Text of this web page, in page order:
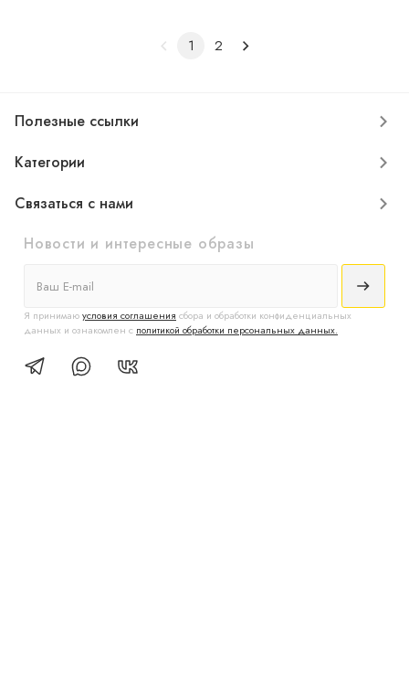
1 2
Полезные ссылки
Категории
Связаться с нами
Новости и интересные образы
Я принимаюусловия соглашения сбора и обработки конфиденциальных
данных и ознакомлен с политикой обработки персональных данных.